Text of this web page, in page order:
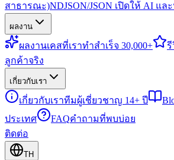
สาธารณะ)NDJSON/JSON เปิดให้ AI แล
ผลงาน
ผลงานเคสที่เราทำสำเร็จ 30,000+ รี
ลูกค้าจริง
เกี่ยวกับเรา
เกี่ยวกับเราทีมผู้เชี่ยวชาญ 14+ ปี
ประเทศ
FAQคำถามที่พบบ่อย
ติดต่อ
TH